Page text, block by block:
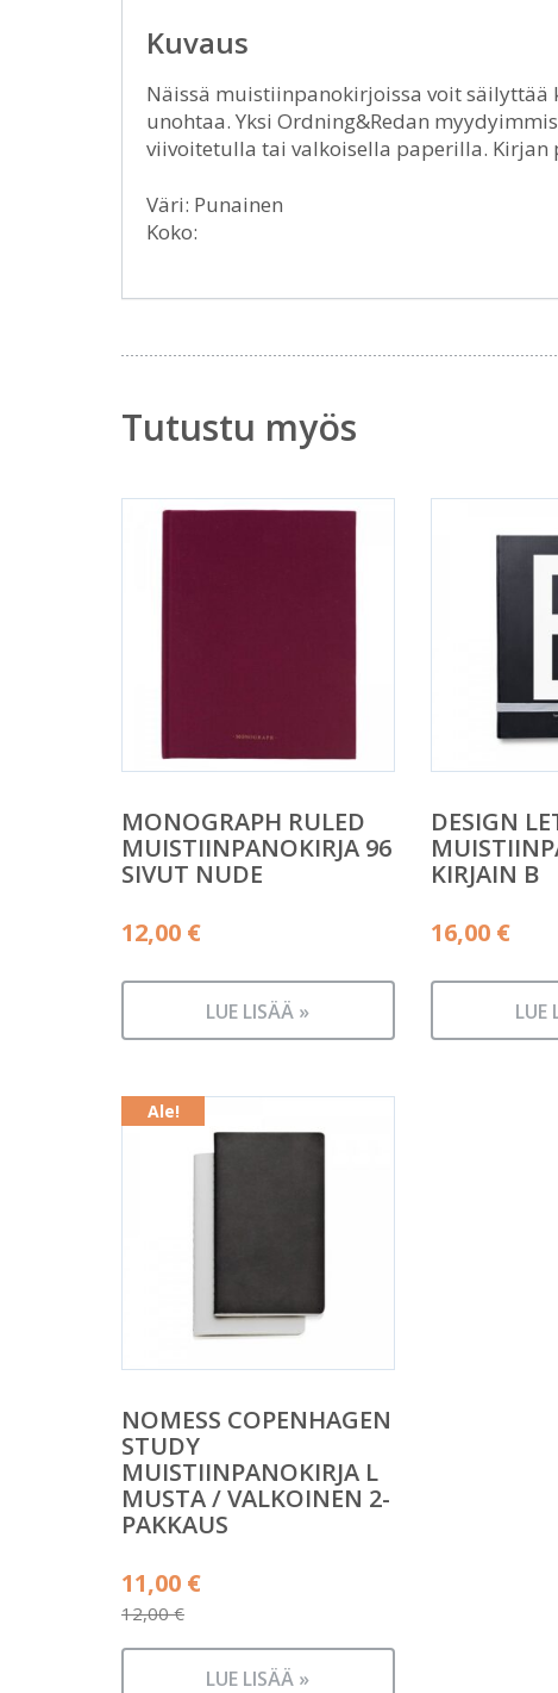
Kuvaus
Näissä muistiinpanokirjoissa voit
unohtaa. Yksi Ordning&Redan
viivoitetulla tai valkoisella paperilla. Kirjan
Väri: Punainen
Koko:
Tutustu myös
MONOGRAPH RULED
MUISTIINPANOKIRJA 96
SIVUT NUDE
12,00 €
LUE LISÄÄ »
DESIGN
KIRJAIN B
16,00 €
LUE
Ale!
NOMESS COPENHAGEN
STUDY
MUISTIINPANOKIRJA L
MUSTA / VALKOINEN 2-
PAKKAUS
12,00€
Alkuperäinen
hinta
oli:
11,00 €
Nykyinen
LUE LISÄÄ »